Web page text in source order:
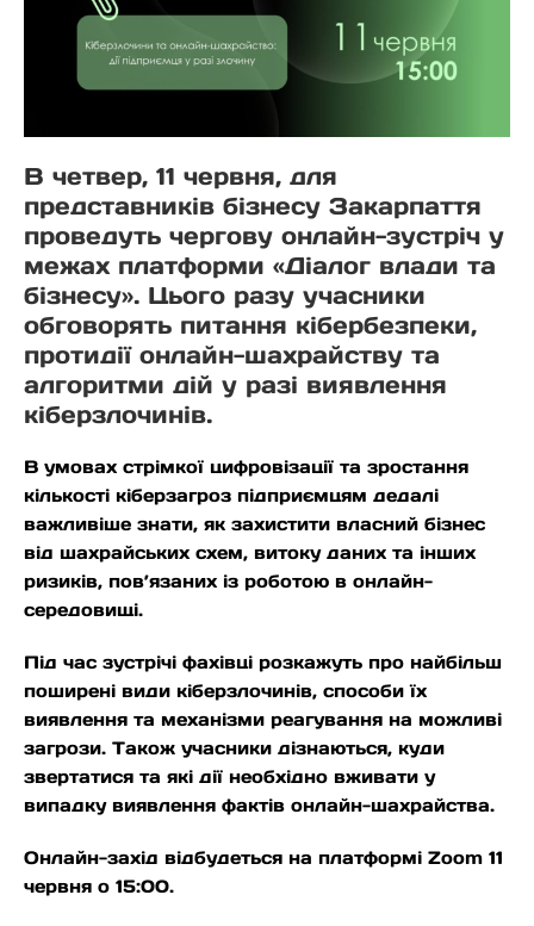
В четвер, 11 червня, для
представників бізнесу Закарпаття
проведуть чергову онлайн-зустріч у
межах платформи «Діалог влади та
бізнесу». Цього разу учасники
обговорять питання кібербезпеки,
протидії онлайн-шахрайству та
алгоритми дій у разі виявлення
кіберзлочинів.
В умовах стрімкої цифровізації та зростання
кількості кіберзагроз підприємцям дедалі
важливіше знати, як захистити власний бізнес
від шахрайських схем, витоку даних та інших
ризиків, пов’язаних із роботою в онлайн-
середовищі.
Під час зустрічі фахівці розкажуть про найбільш
поширені види кіберзлочинів, способи їх
виявлення та механізми реагування на можливі
загрози. Також учасники дізнаються, куди
звертатися та які дії необхідно вживати у
випадку виявлення фактів онлайн-шахрайства.
Онлайн-захід відбудеться на платформі Zoom 11
червня о 15:00.